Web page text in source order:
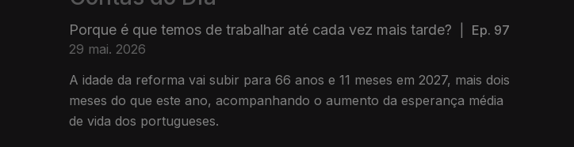
Porque é que temos de trabalhar até cada vez mais tarde?
Ep. 97
29 mai. 2026
A idade da reforma vai subir para 66 anos e 11 meses em 2027, mais dois
meses do que este ano, acompanhando o aumento da esperança média
de vida dos portugueses.